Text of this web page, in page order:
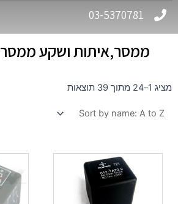
03-5370781
ממסר,איתות ושקע ממסר
מציג 1–24 מתוך 39 תוצאות